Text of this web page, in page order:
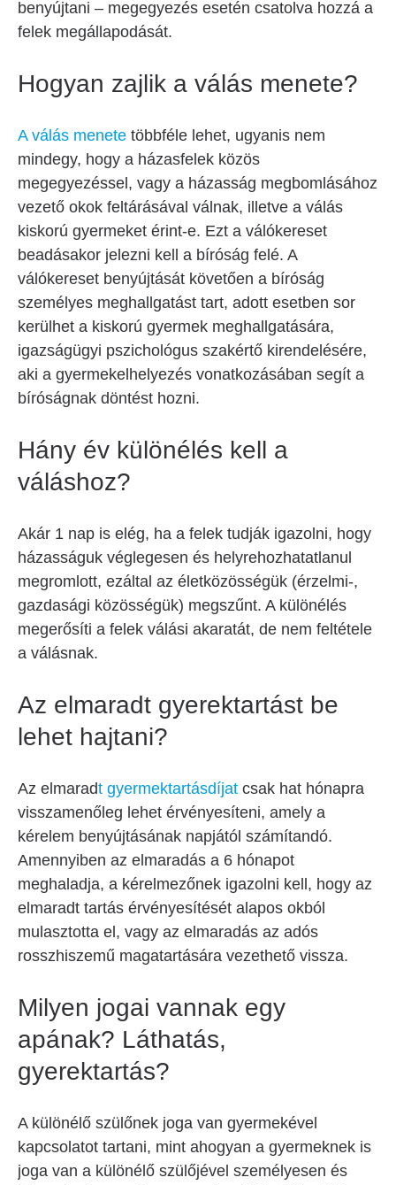
benyújtani – megegyezés esetén csatolva hozzá a
felek megállapodását.
Hogyan zajlik a válás menete?
A válás menete többféle lehet, ugyanis nem
mindegy, hogy a házasfelek közös
megegyezéssel, vagy a házasság megbomlásához
vezető okok feltárásával válnak, illetve a válás
kiskorú gyermeket érint-e. Ezt a válókereset
beadásakor jelezni kell a bíróság felé. A
válókereset benyújtását követően a bíróság
személyes meghallgatást tart, adott esetben sor
kerülhet a kiskorú gyermek meghallgatására,
igazságügyi pszichológus szakértő kirendelésére,
aki a gyermekelhelyezés vonatkozásában segít a
bíróságnak döntést hozni.
Hány év különélés kell a
váláshoz?
Akár 1 nap is elég, ha a felek tudják igazolni, hogy
házasságuk véglegesen és helyrehozhatatlanul
megromlott, ezáltal az életközösségük (érzelmi-,
gazdasági közösségük) megszűnt. A különélés
megerősíti a felek válási akaratát, de nem feltétele
a válásnak.
Az elmaradt gyerektartást be
lehet hajtani?
Az elmaradt gyermektartásdíjat csak hat hónapra
visszamenőleg lehet érvényesíteni, amely a
kérelem benyújtásának napjától számítandó.
Amennyiben az elmaradás a 6 hónapot
meghaladja, a kérelmezőnek igazolni kell, hogy az
elmaradt tartás érvényesítését alapos okból
mulasztotta el, vagy az elmaradás az adós
rosszhiszemű magatartására vezethető vissza.
Milyen jogai vannak egy
apának? Láthatás,
gyerektartás?
A különélő szülőnek joga van gyermekével
kapcsolatot tartani, mint ahogyan a gyermeknek is
joga van a különélő szülőjével személyesen és